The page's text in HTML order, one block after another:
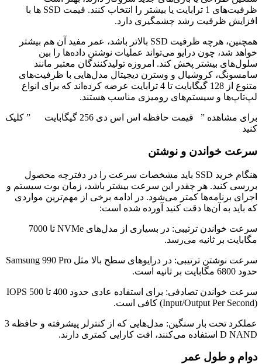
ظرفیت‌های 1 ترابایت یا بیشتر را انتخاب کنند. قیمت SSD‌ ها با
افزایش ظرفیت رشد چشمگیری دارد.
همچنین، هرچه ظرفیت SSD بالاتر باشد، عمر مفید آن هم بیشتر
خواهد شد، چون درایو می‌تواند عملیات نوشتن داده‌ها را بین
سلول‌های بیشتر پخش کند. امروزه تولیدکنندگان معتبر مانند
سامسونگ، کروشیال و وسترن دیجیتال مدل‌هایی با ظرفیت‌های
متنوع از 128 گیگابایت تا 4 ترابایت عرضه کرده‌اند که برای انواع
لپ‌تاپ‌ها و سیستم‌های رومیزی مناسب هستند.
برای مشاهده ” قیمت حافظه اس اس دی 256 گیگابایت ” کلیک
کنید
سرعت خواندن و نوشتن
هنگام خرید SSD باید مشخصات سرعت را در دفترچه محصول
بررسی کنید. هر چقدر این سرعت بیشتر باشد، زمان بوت سیستم و
اجرای برنامه‌ها کمتر می‌شود. در ادامه برخی از مهم‌ترین مواردی
که باید به آن‌ها دقت کنید آورده شده است:
سرعت خواندن ترتیبی: در بسیاری از مدل‌های NVMe تا 7000
مگابایت بر ثانیه می‌رسد.
سرعت نوشتن ترتیبی: در درایوهای سطح بالا مثل Samsung 990 Pro
حدود 6800 مگابایت بر ثانیه است.
سرعت خواندن تصادفی: برای استفاده عادی حدود 400 تا 500 IOPS
(Input/Output Per Second) کافی است.
عملکرد تحت بار سنگین: مدل‌هایی که از کنترلر پیشرفته و حافظه 3
D NAND استفاده می‌کنند، افت کارایی کمتری دارند.
دوام و طول عمر